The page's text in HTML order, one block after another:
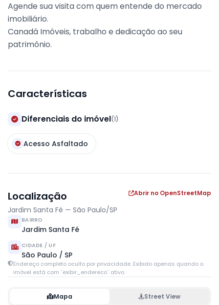
Agende sua visita com quem entende do mercado
imobiliário.
Canadá Imóveis, trabalho e dedicação ao seu
patrimônio.
Características
Diferenciais do imóvel(1)
Acesso Asfaltado
Localização
Jardim Santa Fé — São Paulo/SP
Abrir no OpenStreetMap
BAIRRO
Jardim Santa Fé
CIDADE / UF
São Paulo / SP
Endereço completo oculto por privacidade. Exibido apenas quando o
imóvel está com `exibir_endereco` ativo.
Mapa Street View